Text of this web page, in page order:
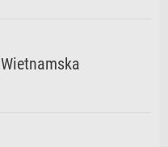
Wietnamska